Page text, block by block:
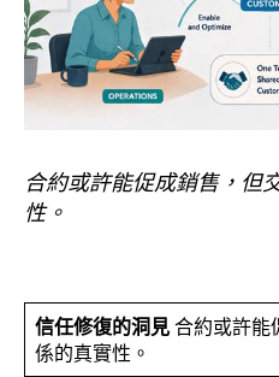
合約或許能促成銷售，但
性。
信任修復的洞見合約或許能
係的真實性。